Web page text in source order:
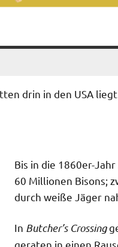
drin in den USA
Bis in die 1860er-
60 Millionen Bisons;
durch weiße Jäger
In Butcher’s Crossing